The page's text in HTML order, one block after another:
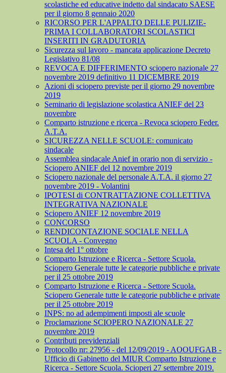
scolastiche ed educative indetto dal sindacato SAESE
per il giorno 8 gennaio 2020
RICORSO PER L'APPALTO DELLE PULIZIE-
PRIMA I COLLABORATORI SCOLASTICI
INSERITI IN GRADUTORIA
Sicurezza sul lavoro - mancata applicazione Decreto
Legislativo 81/08
REVOCA E DIFFERIMENTO sciopero nazionale 27
novembre 2019 definitivo 11 DICEMBRE 2019
Azioni di sciopero previste per il giorno 29 novembre
2019
Seminario di legislazione scolastica ANIEF del 23
novembre
Comparto istruzione e ricerca - Revoca sciopero Feder.
A.T.A.
SICUREZZA NELLE SCUOLE: comunicato
sindacale
Assemblea sindacale Anief in orario non di servizio -
Sciopero ANIEF del 12 novembre 2019
Sciopero nazionale del personale A.T.A. il giorno 27
novembre 2019 - Volantini
IPOTESI di CONTRATTAZIONE COLLETTIVA
INTEGRATIVA NAZIONALE
Sciopero ANIEF 12 novembre 2019
CONCORSO
RENDICONTAZIONE SOCIALE NELLA
SCUOLA - Convegno
Intesa del 1° ottobre
Comparto Istruzione e Ricerca - Settore Scuola.
Sciopero Generale tutte le categorie pubbliche e private
per il 25 ottobre 2019
Comparto Istruzione e Ricerca - Settore Scuola.
Sciopero Generale tutte le categorie pubbliche e private
per il 25 ottobre 2019
INPS: no ad adempimenti imposti ale scuole
Proclamazione SCIOPERO NAZIONALE 27
novembre 2019
Contributi previdenziali
Protocollo nr: 27956 - del 12/09/2019 - AOOUFGAB -
Ufficio di Gabinetto del MIUR Comparto Istruzione e
Ricerca - Settore Scuola. Scioperi 27 settembre 2019.